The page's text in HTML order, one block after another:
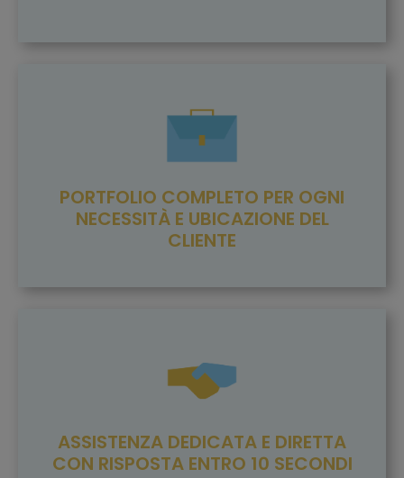
PORTFOLIO COMPLETO PER OGNI
NECESSITÀ E UBICAZIONE DEL
CLIENTE
ASSISTENZA DEDICATA E DIRETTA
CON RISPOSTA ENTRO 10 SECONDI